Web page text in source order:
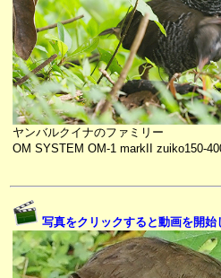
ヤンバルクイナのファミリー
OM SYSTEM OM-1 markII zuiko150-
写真をクリックすると動画を開始